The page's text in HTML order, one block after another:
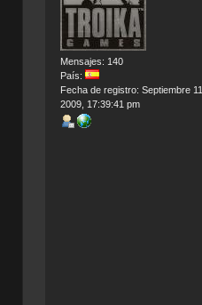
Mensajes: 140
País:
Fecha de registro: Septiembre 11,
2009, 17:39:41 pm